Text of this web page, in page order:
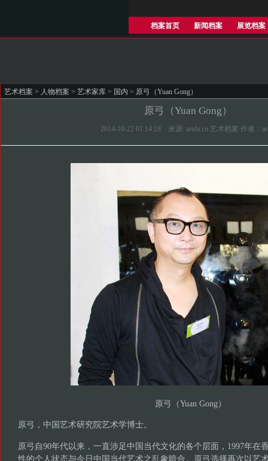
档案首页 新闻档案 展览档案
艺术档案 > 人物档案 > 艺术家库 > 国内 > 原弓（Yuan Gong）
原弓（Yuan Gong）
2014-10-22 01:14:18 来源: artda.cn 艺术档案 作者：
原弓（Yuan Gong）
原弓，中国艺术研究院艺术学博士。
原弓自90年代以来，一直涉足中国当代文化的各个层面，1997年在
性的个人状态与今日中国当代艺术之乱象暗合。原弓选择再次以艺